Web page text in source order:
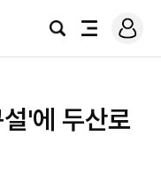
검
전
로
그
'에 두산로